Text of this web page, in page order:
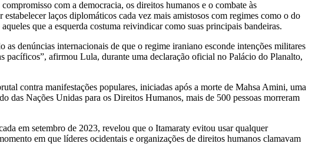
com a democracia, os direitos humanos e o combate às
laços diplomáticos cada vez mais amistosos com regimes como o do
que a esquerda costuma reivindicar como suas principais bandeiras.
denúncias internacionais de que o regime iraniano esconde intenções militares
afirmou Lula, durante uma declaração oficial no Palácio do Planalto,
contra manifestações populares, iniciadas após a morte de Mahsa Amini, uma
das Nações Unidas para os Direitos Humanos, mais de 500 pessoas morreram
em setembro de 2023, revelou que o Itamaraty evitou usar qualquer
em que líderes ocidentais e organizações de direitos humanos clamavam